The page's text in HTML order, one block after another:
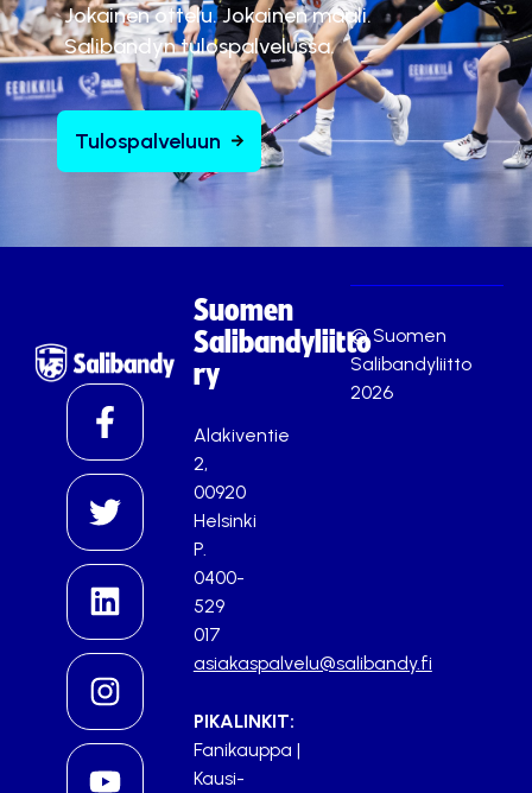
Jokainen ottelu. Jokainen maali.
Salibandyn tulospalvelussa.
Tulospalveluun
Suomen
Salibandyliitto
ry
Alakiventie
2,
00920
Helsinki
P.
0400-
529
017
asiakaspalvelu@salibandy.fi
PIKALINKIT:
Fanikauppa |
Kausi-
© Suomen
Salibandyliitto
2026